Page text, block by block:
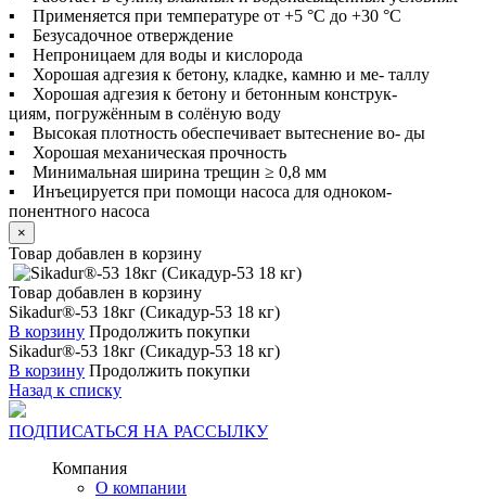
▪ Применяется при температуре от +5 °C до +30 °C
▪ Безусадочное отверждение
▪ Непроницаем для воды и кислорода
▪ Хорошая адгезия к бетону, кладке, камню и ме- таллу
▪ Хорошая адгезия к бетону и бетонным конструк-
циям, погружённым в солёную воду
▪ Высокая плотность обеспечивает вытеснение во- ды
▪ Хорошая механическая прочность
▪ Минимальная ширина трещин ≥ 0,8 мм
▪ Инъецируется при помощи насоса для одноком-
понентного насоса
×
Товар добавлен в корзину
Товар добавлен в корзину
Sikadur®-53 18кг (Сикадур-53 18 кг)
В корзину Продолжить покупки
Sikadur®-53 18кг (Сикадур-53 18 кг)
В корзину Продолжить покупки
Назад к списку
ПОДПИСАТЬСЯ НА РАССЫЛКУ
Компания
О компании